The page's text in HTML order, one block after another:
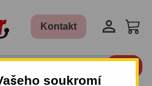
soukromí
Kontakt 